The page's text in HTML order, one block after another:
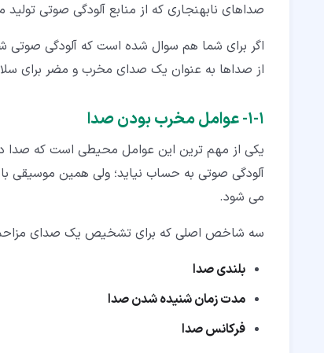
صداهای نابهنجاری که از منابع آلودگی صوتی
اگر برای شما هم سوال شده است که آلودگی
از صداها به عنوان یک صدای مخرب و مضر برای
۱‏-‏۱‏- عوامل مخرب بودن صدا
یکی از مهم ترین این عوامل محیطی است که
آلودگی صوتی به حساب نیاید؛ ولی همین موسیقی
می شود.
سه شاخص اصلی که برای تشخیص یک صدای مزاحم
بلندی صدا
مدت زمان شنیده شدن صدا
فرکانس صدا